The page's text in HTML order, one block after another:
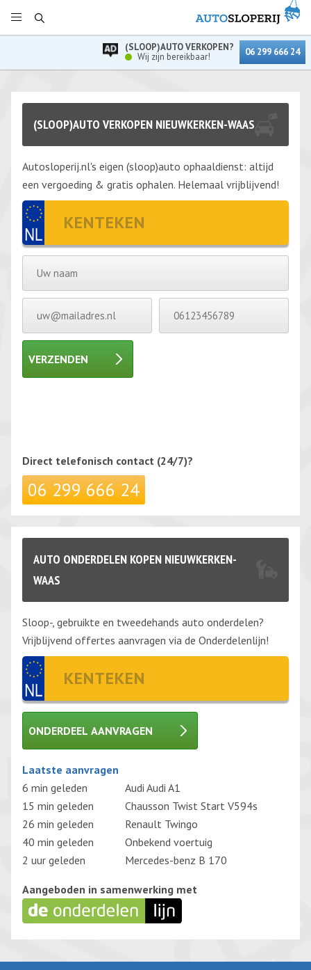
(SLOOP)AUTO VERKOPEN?
Wij zijn bereikbaar!
06 299 666 24
(SLOOP)AUTO VERKOPEN NIEUWKERKEN-WAAS
Autosloperij.nl's eigen (sloop)auto ophaaldienst: altijd
een vergoeding & gratis ophalen. Helemaal vrijblijvend!
VERZENDEN
Direct telefonisch contact (24/7)?
06 299 666 24
AUTO ONDERDELEN KOPEN NIEUWKERKEN-
WAAS
Sloop-, gebruikte en tweedehands auto onderdelen?
Vrijblijvend offertes aanvragen via de Onderdelenlijn!
ONDERDEEL AANVRAGEN
Gelieve dit veld leeg te laten.
Laatste aanvragen
6 min geleden
Audi Audi A1
15 min geleden
Chausson Twist Start V594s
26 min geleden
Renault Twingo
40 min geleden
Onbekend voertuig
2 uur geleden
Mercedes-benz B 170
Aangeboden in samenwerking met